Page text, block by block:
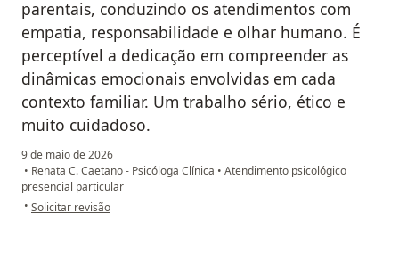
parentais, conduzindo os atendimentos com
empatia, responsabilidade e olhar humano. É
perceptível a dedicação em compreender as
dinâmicas emocionais envolvidas em cada
contexto familiar. Um trabalho sério, ético e
muito cuidadoso.
9 de maio de 2026
• Renata C. Caetano - Psicóloga Clínica • Atendimento psicológico
presencial particular
• na opinião do utilizador Marisa Monteiro
Solicitar revisão